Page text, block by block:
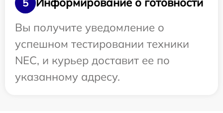
5
Вы получите уведомление о
успешном тестировании техники
NEC, и курьер доставит ее по
указанному адресу.